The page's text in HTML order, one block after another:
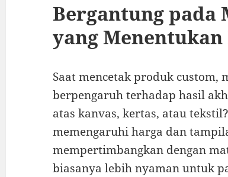
Bergantung
yang
Saat mencetak produk custom,
berpengaruh terhadap hasil
atas kanvas, kertas, atau
memengaruhi harga dan
mempertimbangkan dengan
biasanya lebih nyaman untuk